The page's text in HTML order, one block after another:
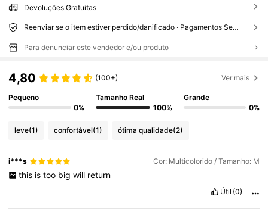
Devoluções Gratuitas
Reenviar se o item estiver perdido/danificado · Pagamentos Seguros · Proteção de privacidade
Para denunciar este vendedor e/ou produto
4,80 (100+) Ver mais
Pequeno
0%
Tamanho Real
100%
Grande
0%
leve(1) confortável(1) ótima qualidade(2)
i***s Cor: Multicolorido / Tamanho: M
this is too big will return
Útil (0)